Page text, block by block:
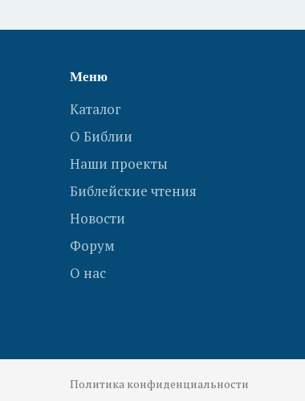
Меню
Каталог
О Библии
Наши проекты
Библейские чтения
Новости
Форум
О нас
Политика конфиденциальности